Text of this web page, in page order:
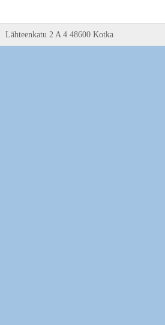
Lähteenkatu 2 A 4 48600 Kotka